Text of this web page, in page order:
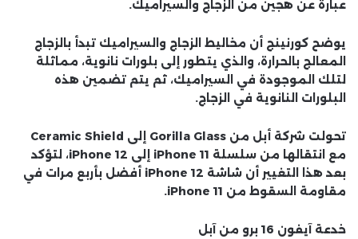
عبارة عن هجين من الزجاج والسيراميك.
يوضح كورنينج أن مخاليط الزجاج والسيراميك تبدأ بالزجاج
المعالج بالحرارة، والذي يتطور إلى بلورات نانوية، مماثلة
لتلك الموجودة في السيراميك، ثم يتم تضمين هذه
البلورات النانوية في الزجاج.
تحولت شركة أبل من Gorilla Glass إلى Ceramic Shield
مع انتقالها من سلسلة iPhone 11 إلى iPhone 12، لتؤكد
بعد هذا التغيير أن شاشة iPhone 12 أفضل بأربع مرات في
مقاومة السقوط من iPhone 11.
خدعة آيفون 16 برو من آبل